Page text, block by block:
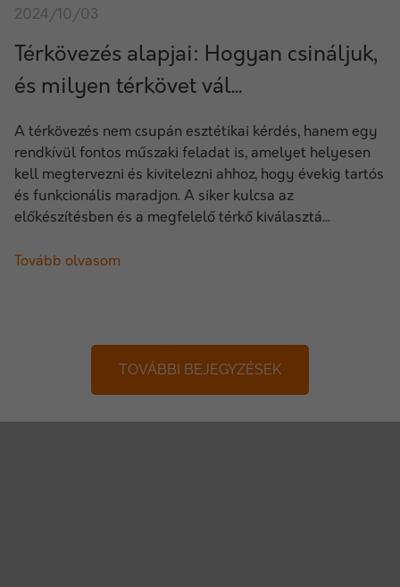
2024/10/03
Térkövezés alapjai: Hogyan csináljuk,
és milyen térkövet vál...
A térkövezés nem csupán esztétikai kérdés, hanem egy
rendkívül fontos műszaki feladat is, amelyet helyesen
kell megtervezni és kivitelezni ahhoz, hogy évekig tartós
és funkcionális maradjon. A siker kulcsa az
előkészítésben és a megfelelő térkő kiválasztá...
Tovább olvasom
TOVÁBBI BEJEGYZÉSEK